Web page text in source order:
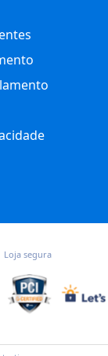
Loja segura